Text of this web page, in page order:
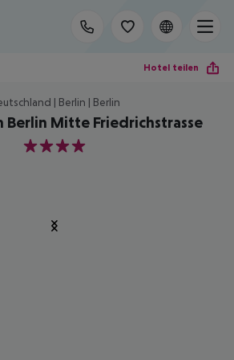
Hotel teilen
| Berlin | Berlin
Berlin Mitte Friedrichstrasse
4